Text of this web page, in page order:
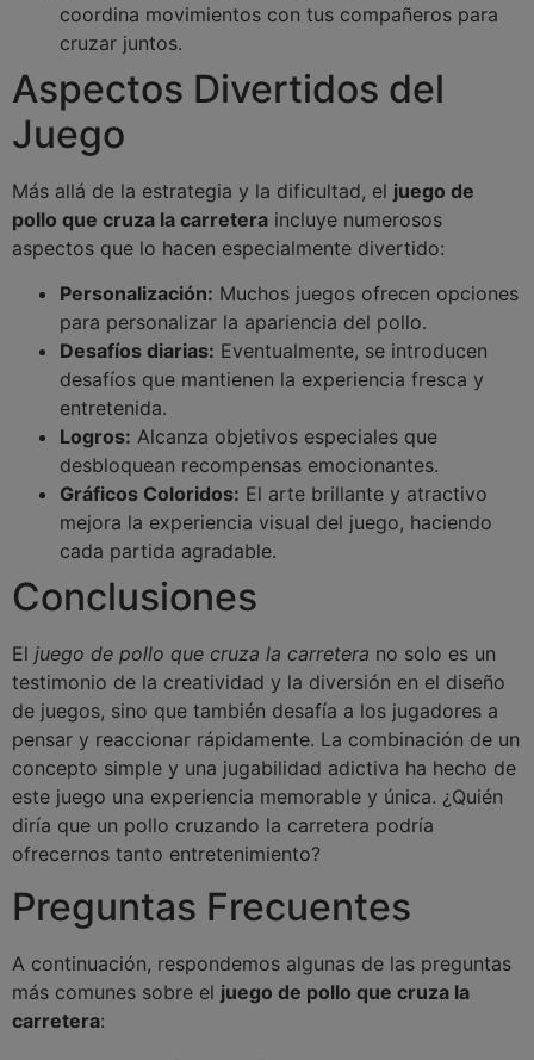
coordina movimientos con tus compañeros para
cruzar juntos.
Aspectos Divertidos del
Juego
Más allá de la estrategia y la dificultad, el juego de
pollo que cruza la carretera incluye numerosos
aspectos que lo hacen especialmente divertido:
Personalización: Muchos juegos ofrecen opciones
para personalizar la apariencia del pollo.
Desafíos diarias: Eventualmente, se introducen
desafíos que mantienen la experiencia fresca y
entretenida.
Logros: Alcanza objetivos especiales que
desbloquean recompensas emocionantes.
Gráficos Coloridos: El arte brillante y atractivo
mejora la experiencia visual del juego, haciendo
cada partida agradable.
Conclusiones
El juego de pollo que cruza la carretera no solo es un
testimonio de la creatividad y la diversión en el diseño
de juegos, sino que también desafía a los jugadores a
pensar y reaccionar rápidamente. La combinación de un
concepto simple y una jugabilidad adictiva ha hecho de
este juego una experiencia memorable y única. ¿Quién
diría que un pollo cruzando la carretera podría
ofrecernos tanto entretenimiento?
Preguntas Frecuentes
A continuación, respondemos algunas de las preguntas
más comunes sobre el juego de pollo que cruza la
carretera: